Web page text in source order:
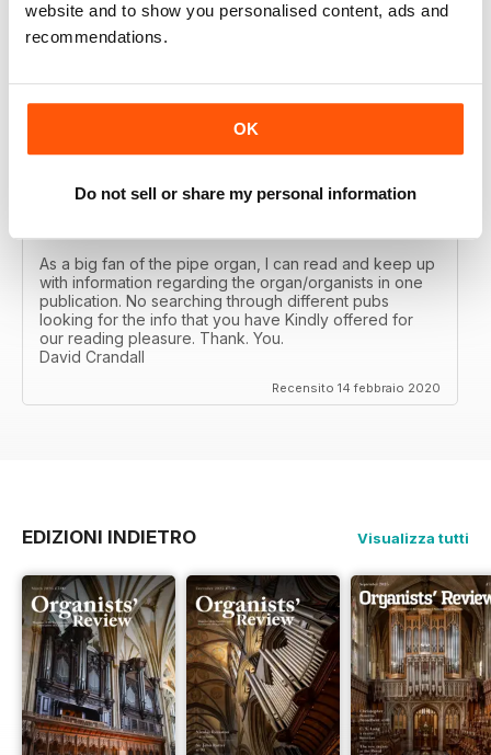
website and to show you personalised content, ads and
recommendations.
OK
Do not sell or share my personal information
Go on with the good job!
As a big fan of the pipe organ, I can read and keep up
with information regarding the organ/organists in one
publication. No searching through different pubs
looking for the info that you have Kindly offered for
our reading pleasure. Thank. You.
David Crandall
Recensito 14 febbraio 2020
EDIZIONI INDIETRO Visualizza tutti